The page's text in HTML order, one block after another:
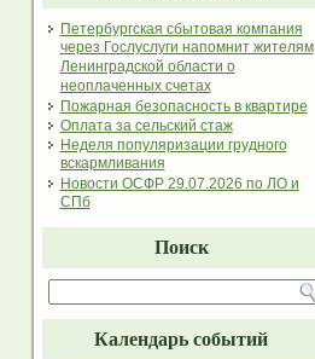
Петербургская сбытовая компания
через Гослуслуги напомнит жителям
Ленинградской области о
неоплаченных счетах
Пожарная безопасность в квартире
Оплата за сельский стаж
Неделя популяризации грудного
вскармливания
Новости ОСФР 29.07.2026 по ЛО и
СПб
Поиск
Календарь событий